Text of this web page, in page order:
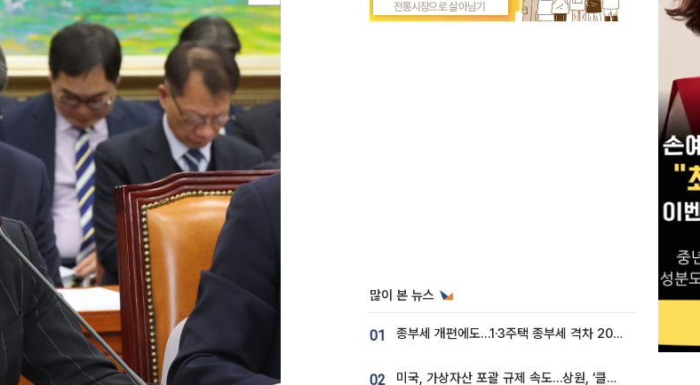
많이 본 뉴스
01 종부세 개편에도…1·3주택 종부세 격차 2028년부터 확대
02 미국, 가상자산 포괄 규제 속도…상원, ‘클래리티법’ 9월 절차투표 추진